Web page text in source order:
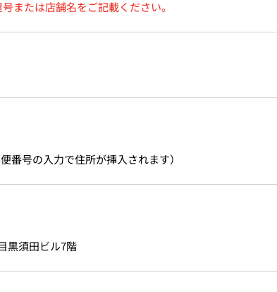
または店舗名をご記載ください。
番号の入力で住所が挿入されます）
黒須田ビル7階